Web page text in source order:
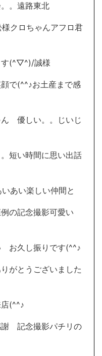
。遠路東北
クロちゃんアフロ君
す(^▽^)/誠様
で(^^♪お土産まで感
ん 優しい。。じいじ
短い時間に思い出話
あい楽しい仲間と
の記念撮影可愛い
お久し振りです(^^♪
がとうございました
(^^♪
謝 記念撮影パチリの